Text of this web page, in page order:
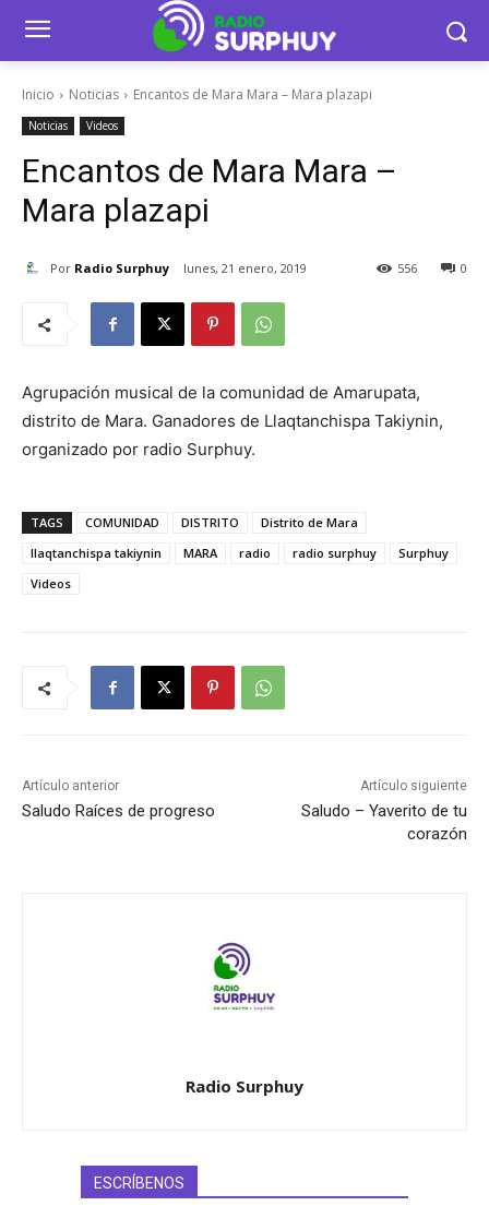
Inicio Noticias Encantos de Mara Mara – Mara plazapi
Noticias Videos
Encantos de Mara Mara –
Mara plazapi
Por Radio Surphuy lunes, 21 enero, 2019 0
556
Agrupación musical de la comunidad de Amarupata,
distrito de Mara. Ganadores de Llaqtanchispa Takiynin,
organizado por radio Surphuy.
TAGS COMUNIDAD DISTRITO
Distrito de Mara
llaqtanchispa takiynin
MARA radio radio surphuy
Surphuy
Videos
Artículo anterior
Saludo Raíces de progreso
Artículo siguiente
Saludo – Yaverito de tu
corazón
Radio Surphuy
ESCRÍBENOS